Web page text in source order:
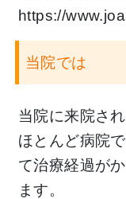
https://
当院では
当院に来院さ
ほとんど病院
て治療経過が
ます。